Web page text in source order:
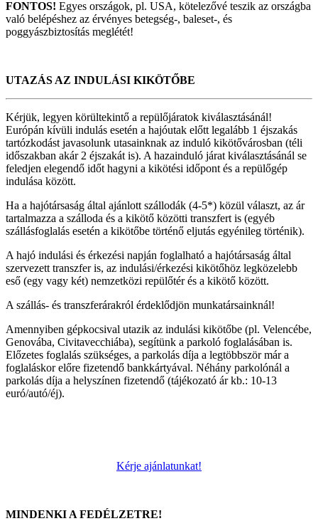
FONTOS! Egyes országok, pl. USA, kötelezővé teszik az országba
való belépéshez az érvényes betegség-, baleset-, és
poggyászbiztosítás meglétét!
UTAZÁS AZ INDULÁSI KIKÖTŐBE
Kérjük, legyen körültekintő a repülőjáratok kiválasztásánál!
Európán kívüli indulás esetén a hajóutak előtt legalább 1 éjszakás
tartózkodást javasolunk utasainknak az induló kikötővárosban (téli
időszakban akár 2 éjszakát is). A hazainduló járat kiválasztásánál se
feledjen elegendő időt hagyni a kikötési időpont és a repülőgép
indulása között.
Ha a hajótársaság által ajánlott szállodák (4-5*) közül választ, az ár
tartalmazza a szálloda és a kikötő közötti transzfert is (egyéb
szállásfoglalás esetén a kikötőbe történő eljutás egyénileg történik).
A hajó indulási és érkezési napján foglalható a hajótársaság által
szervezett transzfer is, az indulási/érkezési kikötőhöz legközelebb
eső (egy vagy két) nemzetközi repülőtér és a kikötő között.
A szállás- és transzferárakról érdeklődjön munkatársainknál!
Amennyiben gépkocsival utazik az indulási kikötőbe (pl. Velencébe,
Genovába, Civitavecchiába), segítünk a parkoló foglalásában is.
Előzetes foglalás szükséges, a parkolás díja a legtöbbször már a
foglaláskor előre fizetendő bankkártyával. Néhány parkolónál a
parkolás díja a helyszínen fizetendő (tájékozató ár kb.: 10-13
euró/autó/éj).
Kérje ajánlatunkat!
MINDENKI A FEDÉLZETRE!